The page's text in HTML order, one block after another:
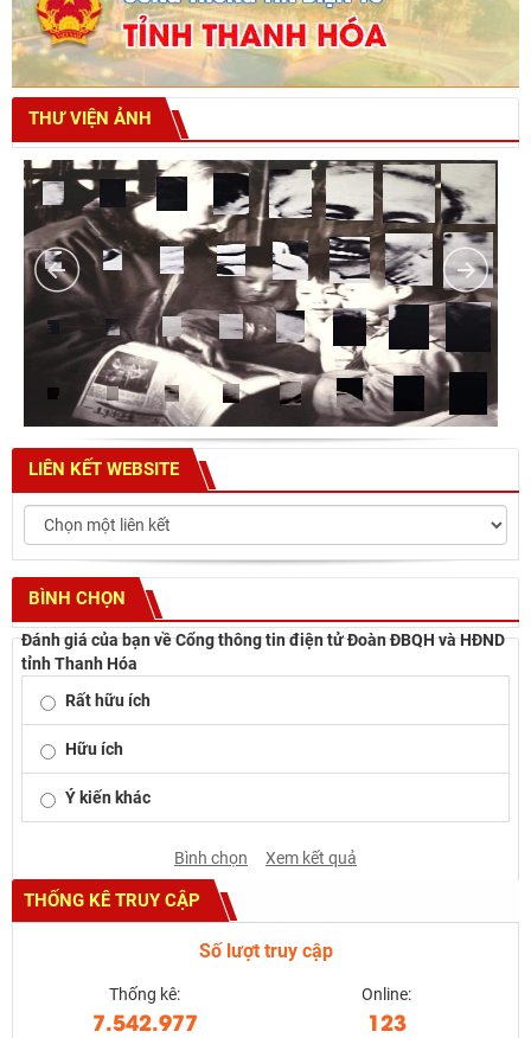
THƯ VIỆN ẢNH
LIÊN KẾT WEBSITE
BÌNH CHỌN
Đánh giá của bạn về Cổng thông tin điện tử Đoàn ĐBQH và HĐND
tỉnh Thanh Hóa
Rất hữu ích
Hữu ích
Ý kiến khác
Bình chọn Xem kết quả
THỐNG KÊ TRUY CẬP
Số lượt truy cập
Thống kê:
7.542.977
Online:
123